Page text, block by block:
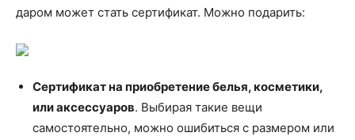
даром может стать сертификат. Можно подарить:
Сертификат на приобретение белья, косметики,
или аксессуаров. Выбирая такие вещи
самостоятельно, можно ошибиться с размером или